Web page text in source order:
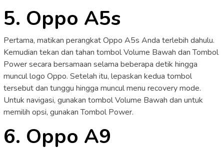
5. Oppo A5s
Pertama, matikan perangkat Oppo A5s Anda terlebih dahulu.
Kemudian tekan dan tahan tombol Volume Bawah dan Tombol
Power secara bersamaan selama beberapa detik hingga
muncul logo Oppo. Setelah itu, lepaskan kedua tombol
tersebut dan tunggu hingga muncul menu recovery mode.
Untuk navigasi, gunakan tombol Volume Bawah dan untuk
memilih opsi, gunakan Tombol Power.
6. Oppo A9